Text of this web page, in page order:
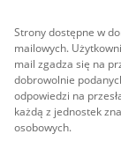
Strony dostępne w
mailowych.
mail zgadza się na
dobrowolnie
odpowiedzi na
każdą z jednostek
osobowych.